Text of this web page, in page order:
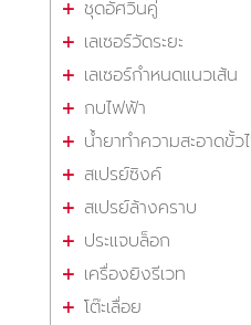
ชุดอัศวินคู่
เลเซอร์วัดระยะ
เลเซอร์กำหนดแนวเส้น
กบไฟฟ้า
น้ำยาทำความสะอาดขั้ว
สเปรย์ซิงค์
สเปรย์ล้างคราบ
ประแจบล็อก
เครื่องยิงรีเวท
โต๊ะเลื่อย